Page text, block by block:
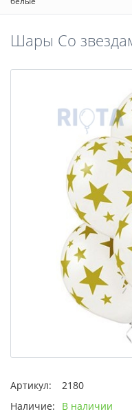
Шары Со
Артикул:
2180
Наличие:
В наличии